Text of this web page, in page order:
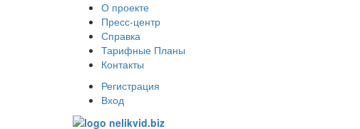
О проекте
Пресс-центр
Справка
Тарифные Планы
Контакты
Регистрация
Вход